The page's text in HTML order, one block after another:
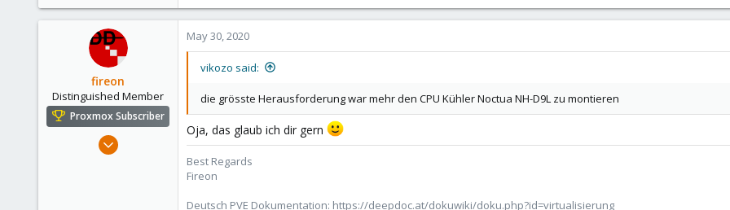
34
www.wombat.ch
fireon
Distinguished Member
Proxmox Subscriber
Oct 25, 2010
May 30, 2020
vikozo said:
die grösste Herausforderung war mehr den CPU Kühler Noctua NH-D9L zu montieren
Oja, das glaub ich dir gern
Best Regards
Fireon
Deutsch PVE Dokumentation: https://deepdoc.at/dokuwiki/doku.php?id=virtualisierung